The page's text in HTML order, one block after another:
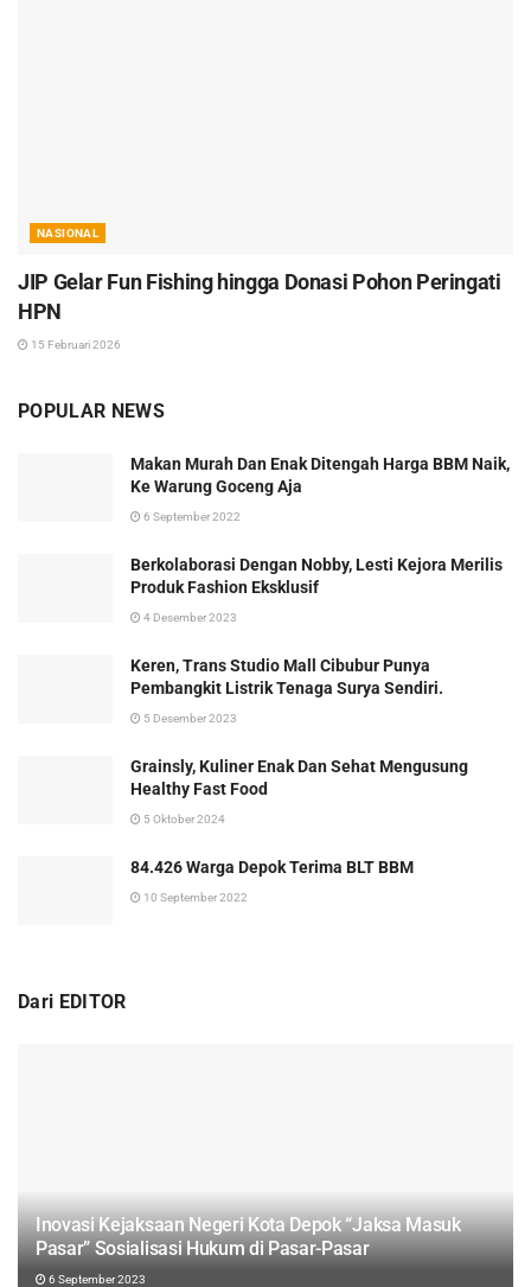
NASIONAL
JIP Gelar Fun Fishing hingga Donasi Pohon Peringati
HPN
15 Februari 2026
POPULAR NEWS
Makan Murah Dan Enak Ditengah Harga BBM Naik,
Ke Warung Goceng Aja
6 September 2022
Berkolaborasi Dengan Nobby, Lesti Kejora Merilis
Produk Fashion Eksklusif
4 Desember 2023
Keren, Trans Studio Mall Cibubur Punya
Pembangkit Listrik Tenaga Surya Sendiri.
5 Desember 2023
Grainsly, Kuliner Enak Dan Sehat Mengusung
Healthy Fast Food
5 Oktober 2024
84.426 Warga Depok Terima BLT BBM
10 September 2022
Dari EDITOR
Inovasi Kejaksaan Negeri Kota Depok “Jaksa Masuk
Pasar” Sosialisasi Hukum di Pasar-Pasar
6 September 2023